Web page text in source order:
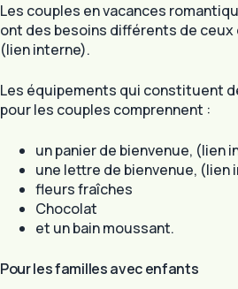
Les couples en vacances
ont des besoins différents de ceux
(lien interne).
Les équipements qui constituent
pour les couples comprennent :
un panier de bienvenue, (lien
une lettre de bienvenue, (lien
fleurs fraîches
Chocolat
et un bain moussant.
Pour les familles avec enfants